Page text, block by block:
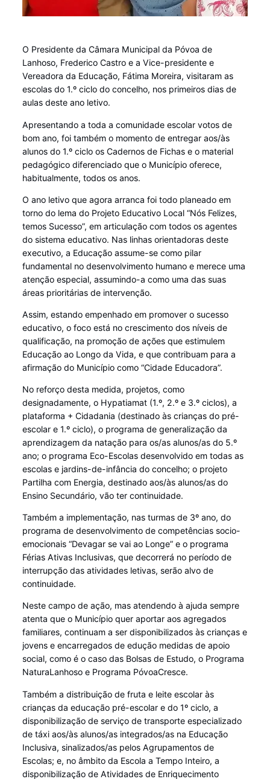
O Presidente da Câmara Municipal da Póvoa de
Lanhoso, Frederico Castro e a Vice-presidente e
Vereadora da Educação, Fátima Moreira, visitaram as
escolas do 1.º ciclo do concelho, nos primeiros dias de
aulas deste ano letivo.
Apresentando a toda a comunidade escolar votos de
bom ano, foi também o momento de entregar aos/às
alunos do 1.º ciclo os Cadernos de Fichas e o material
pedagógico diferenciado que o Município oferece,
habitualmente, todos os anos.
O ano letivo que agora arranca foi todo planeado em
torno do lema do Projeto Educativo Local “Nós Felizes,
temos Sucesso”, em articulação com todos os agentes
do sistema educativo. Nas linhas orientadoras deste
executivo, a Educação assume-se como pilar
fundamental no desenvolvimento humano e merece uma
atenção especial, assumindo-a como uma das suas
áreas prioritárias de intervenção.
Assim, estando empenhado em promover o sucesso
educativo, o foco está no crescimento dos níveis de
qualificação, na promoção de ações que estimulem
Educação ao Longo da Vida, e que contribuam para a
afirmação do Município como “Cidade Educadora”.
No reforço desta medida, projetos, como
designadamente, o Hypatiamat (1.º, 2.º e 3.º ciclos), a
plataforma + Cidadania (destinado às crianças do pré-
escolar e 1.º ciclo), o programa de generalização da
aprendizagem da natação para os/as alunos/as do 5.º
ano; o programa Eco-Escolas desenvolvido em todas as
escolas e jardins-de-infância do concelho; o projeto
Partilha com Energia, destinado aos/às alunos/as do
Ensino Secundário, vão ter continuidade.
Também a implementação, nas turmas de 3º ano, do
programa de desenvolvimento de competências socio-
emocionais “Devagar se vai ao Longe” e o programa
Férias Ativas Inclusivas, que decorrerá no período de
interrupção das atividades letivas, serão alvo de
continuidade.
Neste campo de ação, mas atendendo à ajuda sempre
atenta que o Município quer aportar aos agregados
familiares, continuam a ser disponibilizados às crianças e
jovens e encarregados de edução medidas de apoio
social, como é o caso das Bolsas de Estudo, o Programa
NaturaLanhoso e Programa PóvoaCresce.
Também a distribuição de fruta e leite escolar às
crianças da educação pré-escolar e do 1º ciclo, a
disponibilização de serviço de transporte especializado
de táxi aos/às alunos/as integrados/as na Educação
Inclusiva, sinalizados/as pelos Agrupamentos de
Escolas; e, no âmbito da Escola a Tempo Inteiro, a
disponibilização de Atividades de Enriquecimento